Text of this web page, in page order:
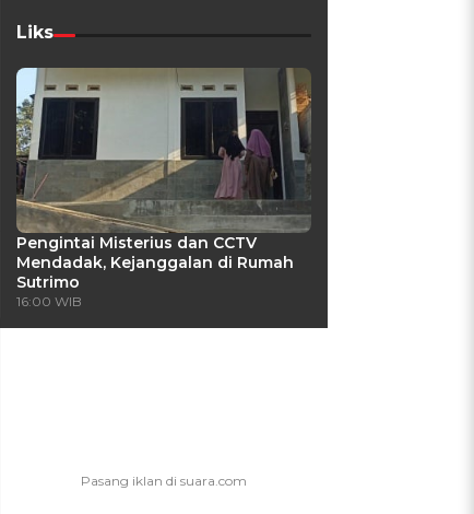
Liks
Pengintai Misterius dan CCTV
Mendadak, Kejanggalan di Rumah
Sutrimo
16:00 WIB